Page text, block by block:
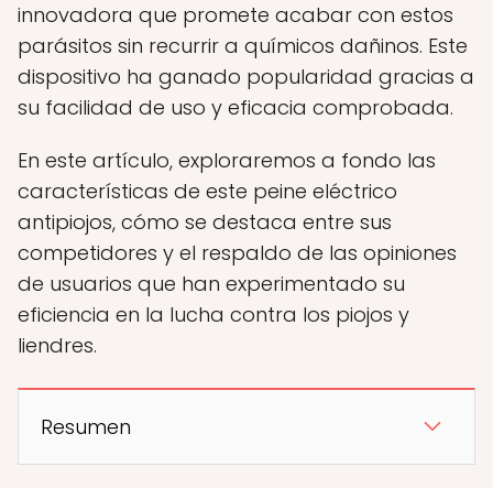
innovadora que promete acabar con estos
parásitos sin recurrir a químicos dañinos. Este
dispositivo ha ganado popularidad gracias a
su facilidad de uso y eficacia comprobada.
En este artículo, exploraremos a fondo las
características de este peine eléctrico
antipiojos, cómo se destaca entre sus
competidores y el respaldo de las opiniones
de usuarios que han experimentado su
eficiencia en la lucha contra los piojos y
liendres.
Resumen